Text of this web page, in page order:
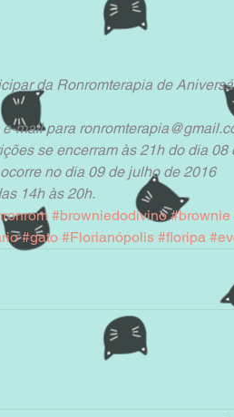
da Ronromterapia de
mail para
se encerram às 21h do dia
no dia 09 de julho de 2016
14h às 20h.
#browniedodivino #brownie
#gato #Florianópolis #floripa